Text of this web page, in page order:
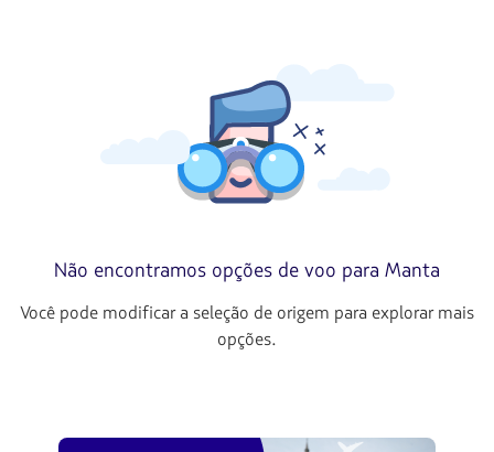
Não encontramos opções de voo para Manta
Você pode modificar a seleção de origem para explorar mais
opções.